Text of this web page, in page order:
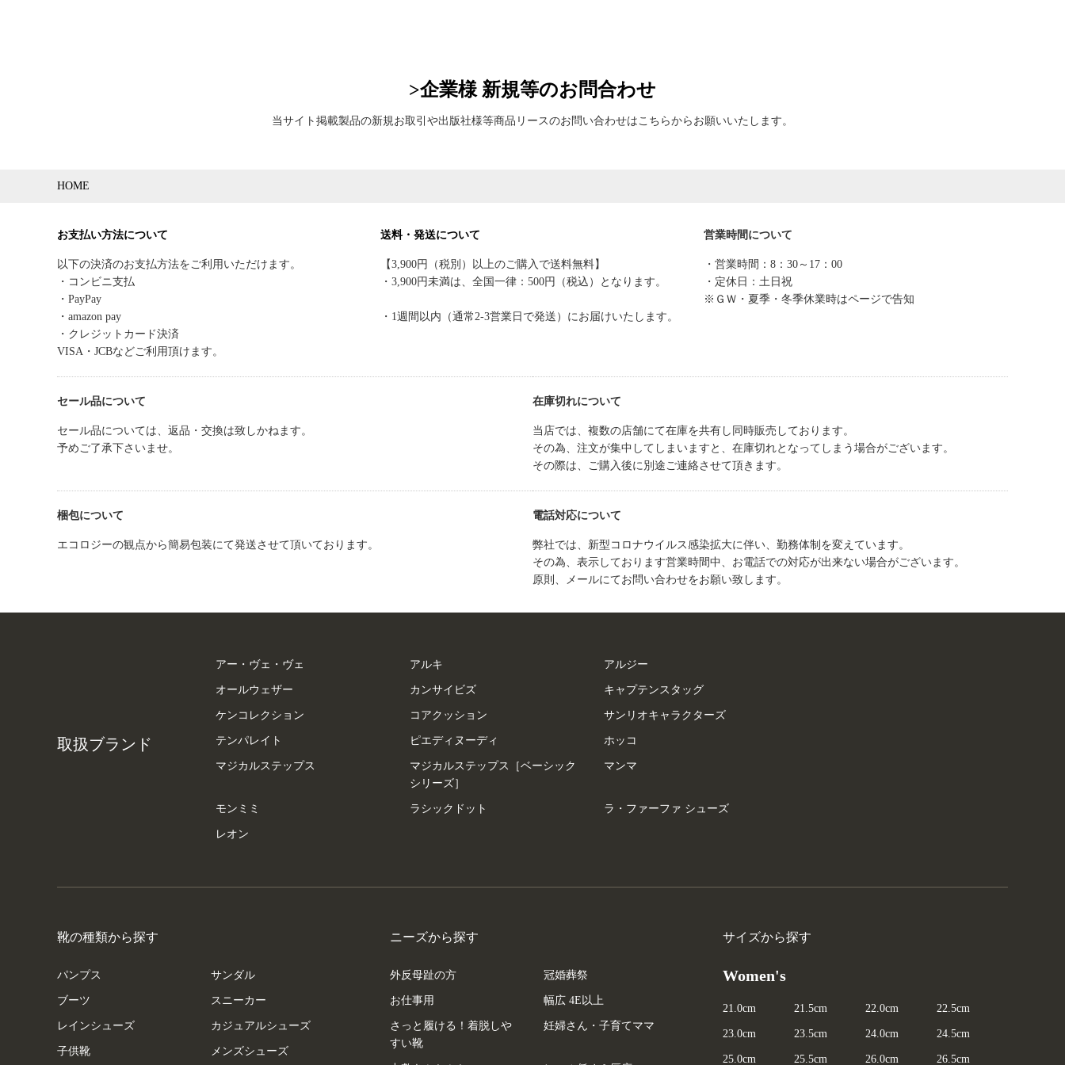
>企業様 新規等のお問合わせ
当サイト掲載製品の新規お取引や出版社様等商品リースのお問い合わせはこちらからお願いいたします。
HOME
お支払い方法について
以下の決済のお支払方法をご利用いただけます。
・コンビニ支払
・PayPay
・amazon pay
・クレジットカード決済
VISA・JCBなどご利用頂けます。
送料・発送について
【3,900円（税別）以上のご購入で送料無料】
・3,900円未満は、全国一律：500円（税込）となります。
・1週間以内（通常2-3営業日で発送）にお届けいたします。
営業時間について
・営業時間：8：30～17：00
・定休日：土日祝
※ＧＷ・夏季・冬季休業時はページで告知
セール品について
セール品については、返品・交換は致しかねます。
予めご了承下さいませ。
在庫切れについて
当店では、複数の店舗にて在庫を共有し同時販売しております。
その為、注文が集中してしまいますと、在庫切れとなってしまう場合がございます。
その際は、ご購入後に別途ご連絡させて頂きます。
梱包について
エコロジーの観点から簡易包装にて発送させて頂いております。
電話対応について
弊社では、新型コロナウイルス感染拡大に伴い、勤務体制を変えています。
その為、表示しております営業時間中、お電話での対応が出来ない場合がございます。
原則、メールにてお問い合わせをお願い致します。
取扱ブランド
アー・ヴェ・ヴェ アルキ アルジー
オールウェザー カンサイビズ キャプテンスタッグ
ケンコレクション コアクッション サンリオキャラクターズ
テンパレイト ピエディヌーディ ホッコ
マジカルステップス
マジカルステップス［ベーシック
シリーズ］
マンマ
モンミミ ラシックドット ラ・ファーファ シューズ
レオン
靴の種類から探す
パンプス サンダル
ブーツ スニーカー
レインシューズ カジュアルシューズ
子供靴 メンズシューズ
ニーズから探す
外反母趾の方 冠婚葬祭
お仕事用 幅広 4E以上
さっと履ける！着脱しや
すい靴
妊婦さん・子育てママ
サイズから探す
Women's
21.0cm 21.5cm 22.0cm 22.5cm
23.0cm 23.5cm 24.0cm 24.5cm
25.0cm 25.5cm 26.0cm 26.5cm